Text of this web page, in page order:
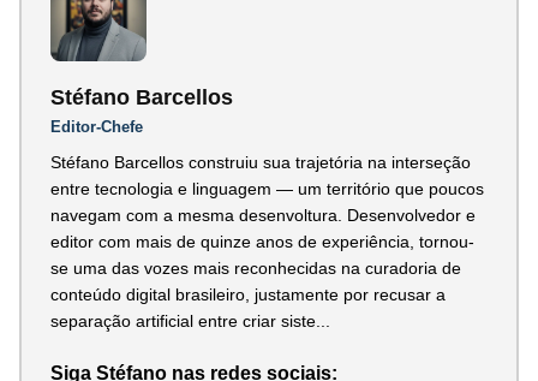
Stéfano Barcellos
Editor-Chefe
Stéfano Barcellos construiu sua trajetória na interseção
entre tecnologia e linguagem — um território que poucos
navegam com a mesma desenvoltura. Desenvolvedor e
editor com mais de quinze anos de experiência, tornou-
se uma das vozes mais reconhecidas na curadoria de
conteúdo digital brasileiro, justamente por recusar a
separação artificial entre criar siste...
Siga Stéfano nas redes sociais: